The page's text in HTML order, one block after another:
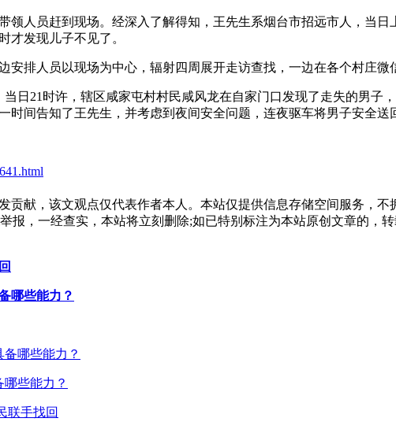
领人员赶到现场。经深入了解得知，王先生系烟台市招远市人，当
才发现儿子不见了。
安排人员以现场为中心，辐射四周展开走访查找，一边在各个村庄微
日21时许，辖区咸家屯村村民咸风龙在自家门口发现了走失的男
时间告知了王先生，并考虑到夜间安全问题，连夜驱车将男子安全
贡献，该文观点仅代表作者本人。本站仅提供信息存储空间服务，
报，一经查实，本站将立刻删除;如已特别标注为本站原创文章的，
哪些能力？
些能力？